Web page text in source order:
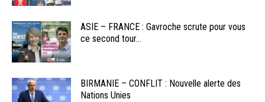
ASIE – FRANCE : Gavroche scrute pour vous
ce second tour...
BIRMANIE – CONFLIT : Nouvelle alerte des
Nations Unies